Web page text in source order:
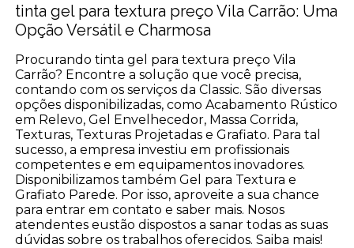
tinta gel para textura preço Vila Carrão: Uma
Opção Versátil e Charmosa
Procurando tinta gel para textura preço Vila
Carrão? Encontre a solução que você precisa,
contando com os serviços da Classic. São diversas
opções disponibilizadas, como Acabamento Rústico
em Relevo, Gel Envelhecedor, Massa Corrida,
Texturas, Texturas Projetadas e Grafiato. Para tal
sucesso, a empresa investiu em profissionais
competentes e em equipamentos inovadores.
Disponibilizamos também Gel para Textura e
Grafiato Parede. Por isso, aproveite a sua chance
para entrar em contato e saber mais. Nosos
atendentes eustão dispostos a sanar todas as suas
dúvidas sobre os trabalhos oferecidos. Saiba mais!